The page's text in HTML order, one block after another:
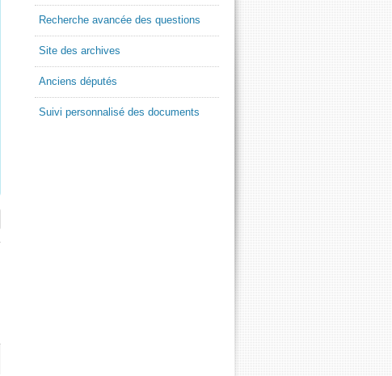
Recherche avancée des questions
Site des archives
Anciens députés
Suivi personnalisé des documents